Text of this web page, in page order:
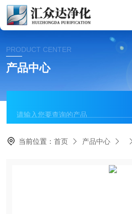
PRODUCT CENTER
产品中心
当前位置：首页 产品中心